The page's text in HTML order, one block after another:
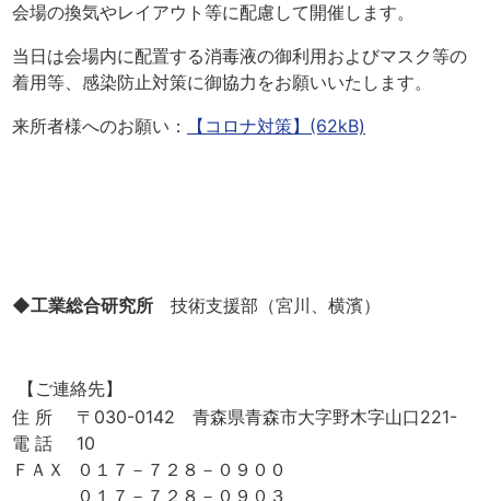
会場の換気やレイアウト等に配慮して開催します。
当日は会場内に配置する消毒液の御利用およびマスク等の
着用等、感染防止対策に御協力をお願いいたします。
来所者様へのお願い：
【コロナ対策】(62kB)
◆工業総合研究所 技術支援部（宮川、横濱）
【ご連絡先】
住 所
電 話
ＦＡＸ
〒030-0142 青森県青森市大字野木字山口221-
10
０１７－７２８－０９００
０１７－７２８－０９０３